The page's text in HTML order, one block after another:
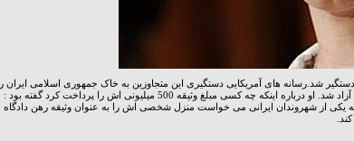
شد.رسانه های آمریکایی دستگیری این متجاوزین به خاک جمهوری اسلامی ایران را
نوعی گروگانگیری جلوه دادند. این زن نیز قبل از دو همراه مرد دیگر با سپردن وثیقه آزاد شد. او درباره اینکه چه کسی مبلغ وثیقه 500 میلیونی اش را پرداخت کرد گفته بود :
یکی از شهروندان ایرانی می خواست منزل شخصی اش را به عنوان وثیقه رهن دادگاه
کند.